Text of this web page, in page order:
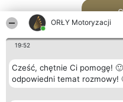
ORŁY Motoryzacji
19:52
Cześć, chętnie Ci pomogę!
odpowiedni temat rozmowy!
Organizator plebiscytu